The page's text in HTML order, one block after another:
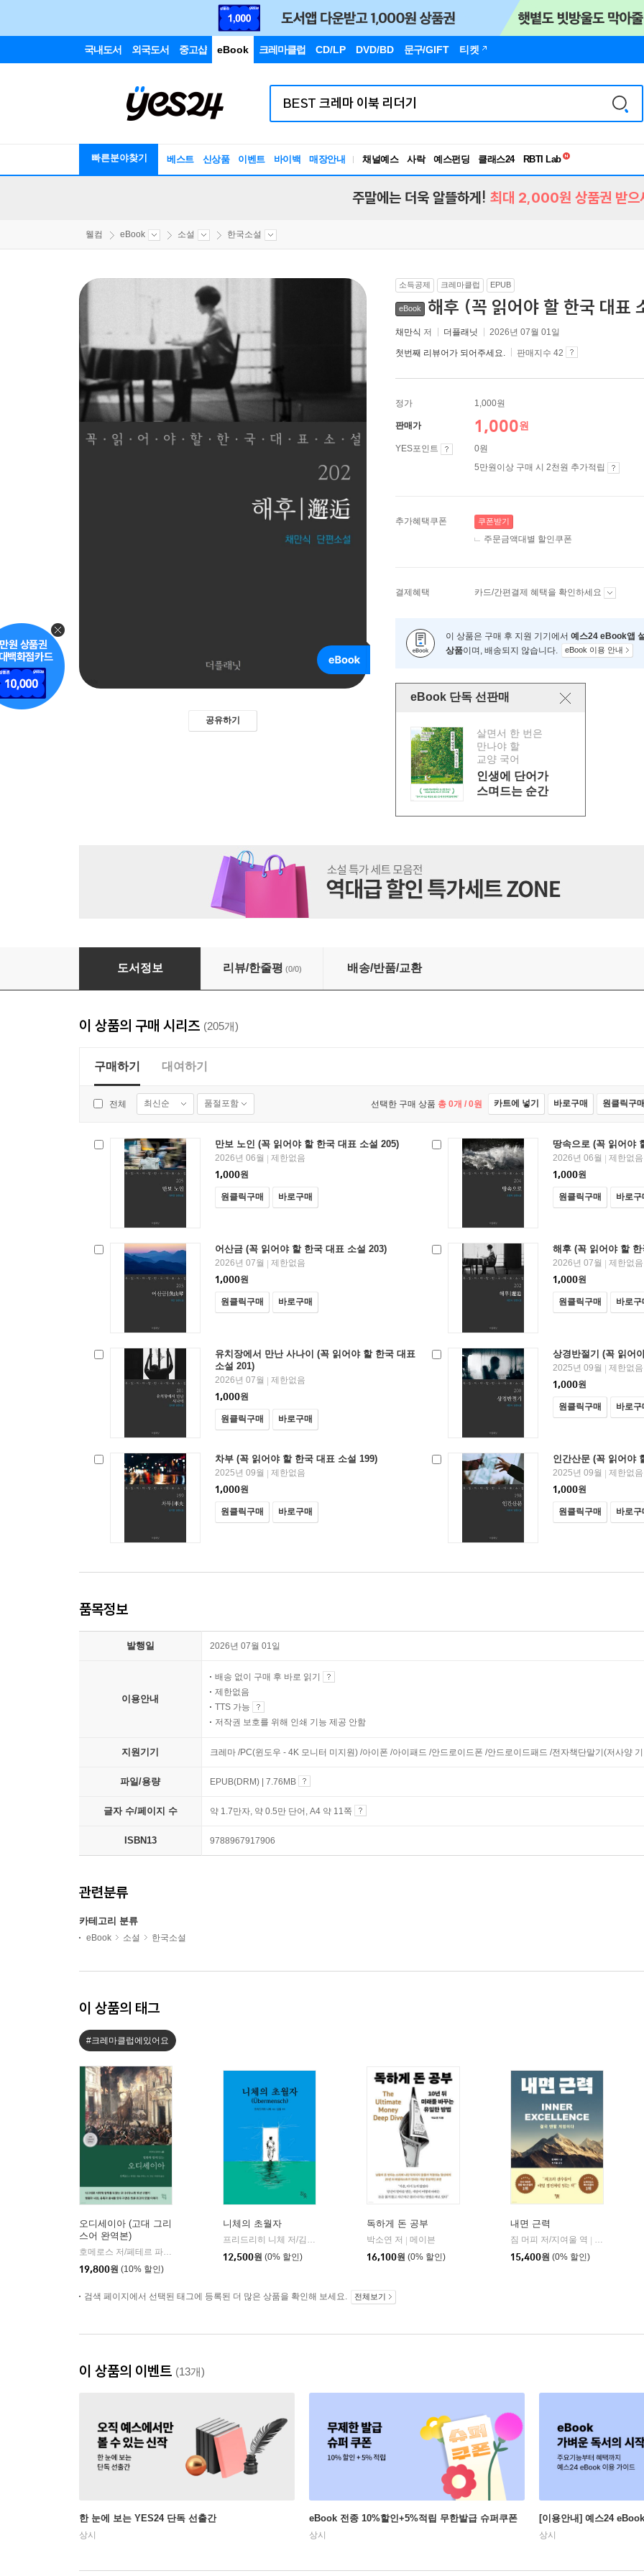
국내도서 외국도서 중고샵 eBook 크레마클럽 CD/LP DVD/BD 문구/GIFT 티켓
빠른분야찾기 베스트 신상품 이벤트 바이백 매장안내 채널예스 사락 예스펀딩 클래스24
독서유형검사
주말에는 더욱 알뜰하게! 최대 2,000원 상품권 받으
웰컴 eBook 소설 한국소설
공유하기
소득공제 크레마클럽 EPUB
eBook 해후 (꼭 읽어야 할 한국 대표
채만식 저 더플래닛 2026년 07월 01일
첫번째 리뷰어가 되어주세요. 판매지수 42
정가 1,000원
판매가 1,000원
YES포인트
0원
5만원이상 구매 시 2천원 추가적립
추가혜택쿠폰 쿠폰받기
주문금액대별 할인쿠폰
결제혜택 카드/간편결제 혜택을 확인하세요
이 상품은 구매 후 지원 기기에서 예스24 eBook앱
상품이며, 배송되지 않습니다. eBook 이용 안내
eBook 단독 선판매
살면서 한 번은
만나야 할
교양 국어
인생에 단어가
스며드는 순간
해후 (꼭 읽어야 할 한국 대표 소설 202)
도서정보 리뷰/한줄평 (0/0) 배송/반품/교환
이 상품의 구매 시리즈 (205개)
구매하기 대여하기
전체 최신순 품절포함 선택한 구매 상품 총 0개 / 0원 카트에 넣기 바로구매 원클릭구
만보 노인 (꼭 읽어야 할 한국 대표 소설 205)
2026년 06월 | 제한없음
1,000원
원클릭구매 바로구매
땅속으로 (꼭 읽어야
2026년 06월 | 제한없음
1,000원
원클릭구매 바로구
어산금 (꼭 읽어야 할 한국 대표 소설 203)
2026년 07월 | 제한없음
1,000원
원클릭구매 바로구매
해후 (꼭 읽어야 할
2026년 07월 | 제한없음
1,000원
원클릭구매 바로구
유치장에서 만난 사나이 (꼭 읽어야 할 한국 대표
소설 201)
2026년 07월 | 제한없음
1,000원
원클릭구매 바로구매
상경반절기 (꼭 읽어
2025년 09월 | 제한없음
1,000원
원클릭구매 바로구
차부 (꼭 읽어야 할 한국 대표 소설 199)
2025년 09월 | 제한없음
1,000원
원클릭구매 바로구매
인간산문 (꼭 읽어야
2025년 09월 | 제한없음
1,000원
원클릭구매 바로구
품목정보
발행일 2026년 07월 01일
이용안내
배송 없이 구매 후 바로 읽기
제한없음
TTS 가능
저작권 보호를 위해 인쇄 기능 제공 안함
지원기기 크레마 /PC(윈도우 - 4K 모니터 미지원) /아이폰 /아이패드 /안드로이드폰 /안드로이드패드 /전자책단말기(저사양
파일/용량 EPUB(DRM) | 7.76MB
글자 수/페이지 수 약 1.7만자, 약 0.5만 단어, A4 약 11쪽
ISBN13 9788967917906
관련분류
카테고리 분류
eBook 소설 한국소설
이 상품의 태그
#크레마클럽에있어요
오디세이아 (고대 그리
스어 완역본)
| 현대지성
19,800원 (10% 할인)
니체의 초월자
12,500원 (0% 할인)
독하게 돈 공부
박소연 저 | 메이븐
16,100원 (0% 할인)
내면 근력
짐 머피 저/지여울 역 |
15,400원 (0% 할인)
검색 페이지에서 선택된 태그에 등록된 더 많은 상품을 확인해 보세요. 전체보기
이 상품의 이벤트 (13개)
한 눈에 보는 YES24 단독 선출간
상시
eBook 전종 10%할인+5%적립 무한발급 슈퍼쿠폰
상시
[이용안내] 예스24
상시